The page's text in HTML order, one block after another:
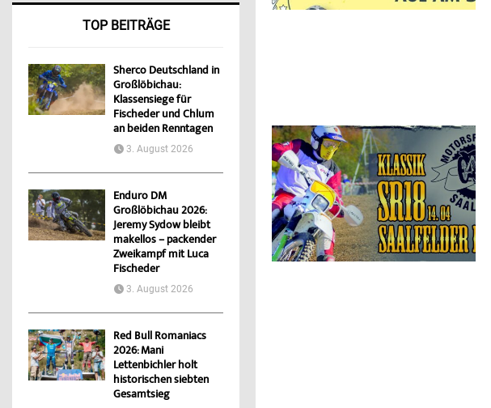
TOP BEITRÄGE
Sherco Deutschland in
Großlöbichau:
Klassensiege für
Fischeder und Chlum
an beiden Renntagen
3. August 2026
Enduro DM
Großlöbichau 2026:
Jeremy Sydow bleibt
makellos – packender
Zweikampf mit Luca
Fischeder
3. August 2026
Red Bull Romaniacs
2026: Mani
Lettenbichler holt
historischen siebten
Gesamtsieg